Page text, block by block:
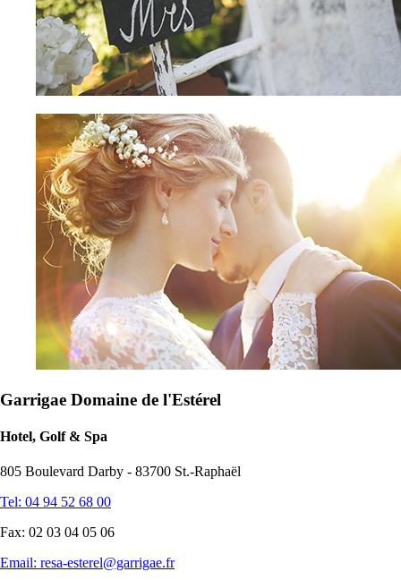
Garrigae Domaine de l'Estérel
Hotel, Golf & Spa
805 Boulevard Darby - 83700 St.-Raphaël
Tel: 04 94 52 68 00
Fax: 02 03 04 05 06
Email: resa-esterel@garrigae.fr